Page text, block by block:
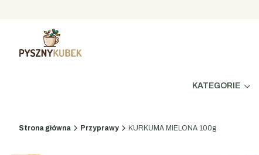
KATEGORIE
Strona główna Przyprawy KURKUMA MIELONA 100g